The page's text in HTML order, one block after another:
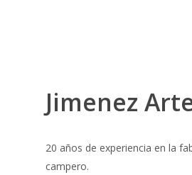
Jimenez
20 años de experiencia en la
campero.